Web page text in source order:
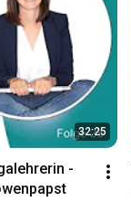
32:25
-